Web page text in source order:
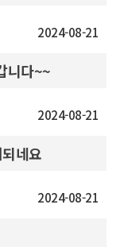
2024-08-21
니다~~
2024-08-21
네요
2024-08-21